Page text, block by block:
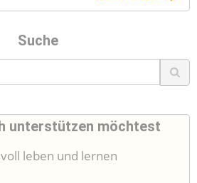
Suche
unterstützen möchtest